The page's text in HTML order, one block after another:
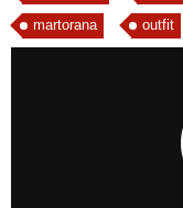
martorana outfit